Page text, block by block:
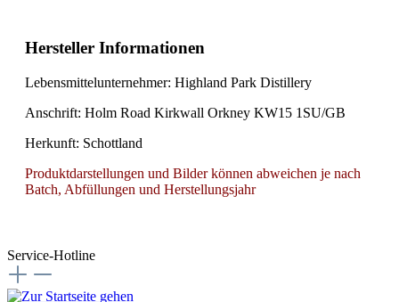
Hersteller Informationen
Lebensmittelunternehmer: Highland Park Distillery
Anschrift: Holm Road Kirkwall Orkney KW15 1SU/GB
Herkunft: Schottland
Produktdarstellungen und Bilder können abweichen je nach
Batch, Abfüllungen und Herstellungsjahr
Service-Hotline